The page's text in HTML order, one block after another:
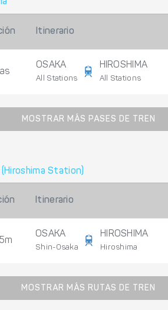
Itinerario
OSAKA
All Stations
HIROSHIMA
All Stations
MOSTRAR MÁS PASES DE TREN
(Hiroshima Station)
Itinerario
OSAKA
Shin-Osaka
HIROSHIMA
Hiroshima
MOSTRAR MÁS RUTAS DE TREN